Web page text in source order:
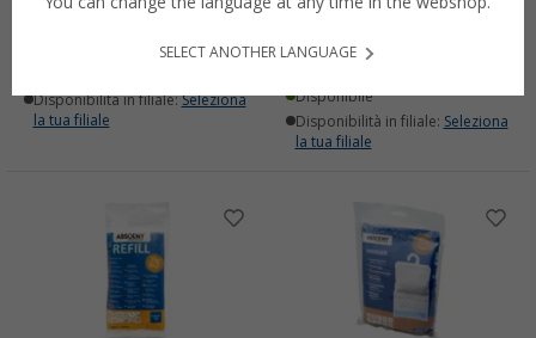
Disponibilità in filiale:Seleziona
la tua filiale
14,99€
Disponibile
Disponibilità in filiale: Seleziona
la tua filiale
SELECT ANOTHER LANGUAGE